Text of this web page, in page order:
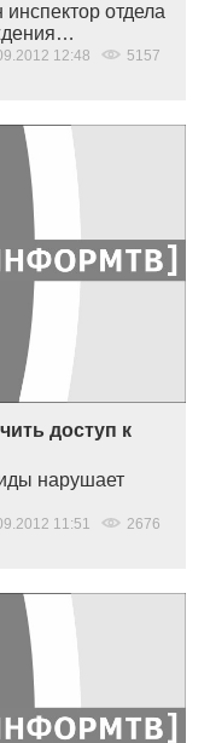
отдела
12:48 5157
доступ к
нарушает
11:51 2676